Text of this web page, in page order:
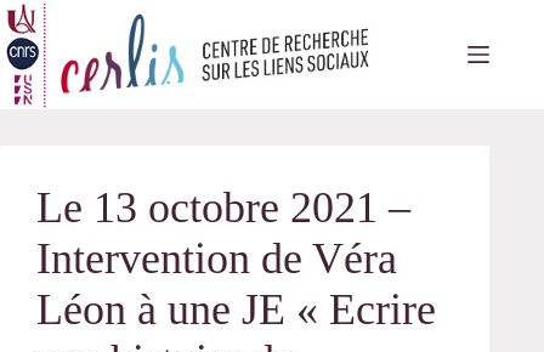
Passer
au
contenu
Le 13 octobre 2021 –
Intervention de Véra
Léon à une JE « Ecrire